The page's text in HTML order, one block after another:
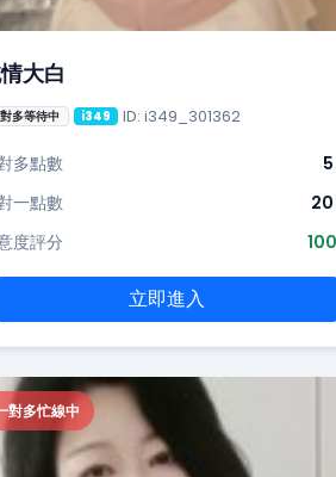
大白
多等待中 i349 ID: i349_301362
多點數
一點數
20
度評分
立即進入
對多忙線中